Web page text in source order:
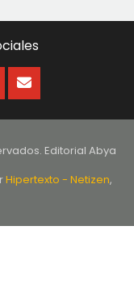
Editorial Abya
Hipertexto - Netizen,